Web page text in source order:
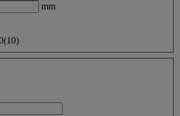
mm
(10)